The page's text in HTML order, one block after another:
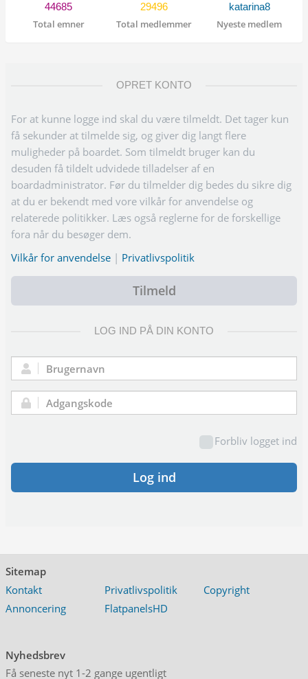
44685
Total emner
29496
Total medlemmer
katarina8
Nyeste medlem
OPRET KONTO
For at kunne logge ind skal du være tilmeldt. Det tager kun
få sekunder at tilmelde sig, og giver dig langt flere
muligheder på boardet. Som tilmeldt bruger kan du
desuden få tildelt udvidede tilladelser af en
boardadministrator. Før du tilmelder dig bedes du sikre dig
at du er bekendt med vore vilkår for anvendelse og
relaterede politikker. Læs også reglerne for de forskellige
fora når du besøger dem.
Vilkår for anvendelse | Privatlivspolitik
Tilmeld
LOG IND PÅ DIN KONTO
Brugernavn:
Adgangskode:
Forbliv logget ind
Log ind
Sitemap
Kontakt
Privatlivspolitik
Copyright
Annoncering
FlatpanelsHD
Nyhedsbrev
Få seneste nyt 1-2 gange ugentligt